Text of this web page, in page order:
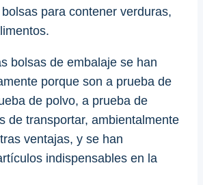
para contener verduras,
bolsas de embalaje se han
porque son a prueba de
de polvo, a prueba de
de transportar, ambientalmente
ventajas, y se han
indispensables en la